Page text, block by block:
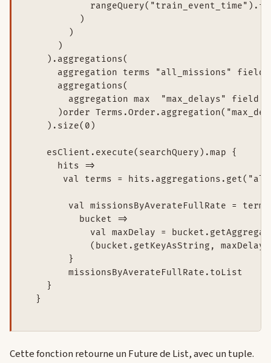
          )
        )
      )
    ).aggregations(
aggregation terms "all_missions" field
      aggregations(
aggregation max  "max_delays" field
)order
    ).size(0)
    esClient.execute(searchQuery).map {
      hits =>
val terms =
val missionsByAverateFullRate =
          bucket =>
val maxDelay =
(bucket.getKeyAsString,
        }
        missionsByAverateFullRate.toList
    }
  }
Cette fonction retourne un Future de List, avec un tuple.